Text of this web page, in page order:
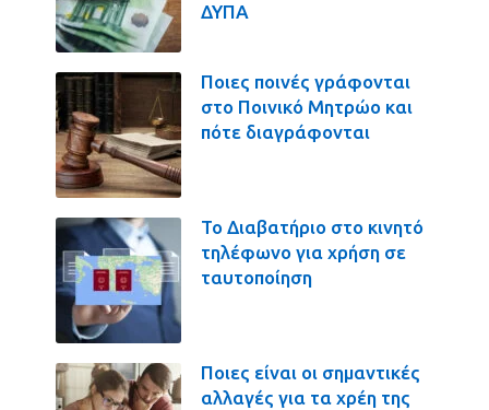
ΔΥΠΑ
Ποιες ποινές γράφονται
στο Ποινικό Μητρώο και
πότε διαγράφονται
Το Διαβατήριο στο κινητό
τηλέφωνο για χρήση σε
ταυτοποίηση
Ποιες είναι οι σημαντικές
αλλαγές για τα χρέη της